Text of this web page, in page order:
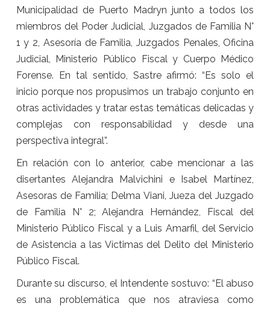
Municipalidad de Puerto Madryn junto a todos los
miembros del Poder Judicial, Juzgados de Familia N°
1 y 2, Asesoría de Familia, Juzgados Penales, Oficina
Judicial, Ministerio Público Fiscal y Cuerpo Médico
Forense. En tal sentido, Sastre afirmó: “Es solo el
inicio porque nos propusimos un trabajo conjunto en
otras actividades y tratar estas temáticas delicadas y
complejas con responsabilidad y desde una
perspectiva integral”.
En relación con lo anterior, cabe mencionar a las
disertantes Alejandra Malvichini e Isabel Martínez,
Asesoras de Familia; Delma Viani, Jueza del Juzgado
de Familia N° 2; Alejandra Hernández, Fiscal del
Ministerio Público Fiscal y a Luis Amarfil, del Servicio
de Asistencia a las Víctimas del Delito del Ministerio
Público Fiscal.
Durante su discurso, el Intendente sostuvo: “El abuso
es una problemática que nos atraviesa como